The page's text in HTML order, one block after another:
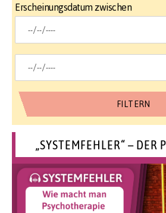
Erscheinungsdatum zwischen
„SYSTEMFEHLER“ – DER